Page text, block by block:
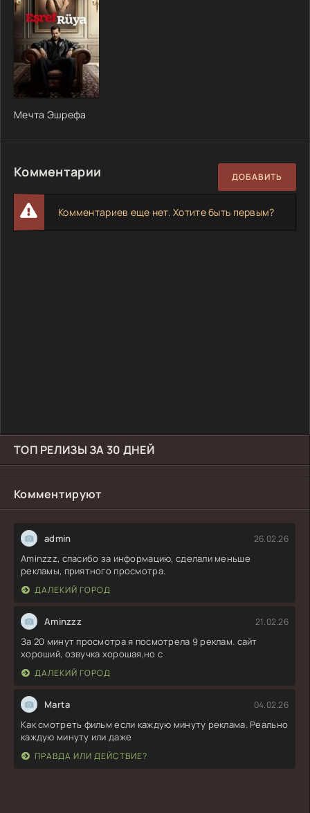
ТОП РЕЛИЗЫ ЗА 30 ДНЕЙ
Комментируют
admin 26.02.26
Aminzzz, спасибо за информацию, сделали меньше
рекламы, приятного просмотра.
ДАЛЕКИЙ ГОРОД
Aminzzz 21.02.26
За 20 минут просмотра я посмотрела 9 реклам. сайт
хороший, озвучка хорошая,но с
ДАЛЕКИЙ ГОРОД
Marta 04.02.26
Как смотреть фильм если каждую минуту реклама. Реально
каждую минуту или даже
ПРАВДА ИЛИ ДЕЙСТВИЕ?
Мечта Эшрефа
Комментарии ДОБАВИТЬ
Комментариев еще нет. Хотите быть первым?